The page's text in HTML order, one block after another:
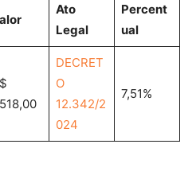
Ato
Legal
Percent
ual
DECRET
O
12.342/2
024
7,51%